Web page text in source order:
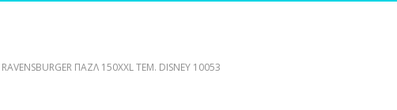
RAVENSBURGER ΠΑΖΛ 150XXL ΤΕΜ. DISNEY 10053